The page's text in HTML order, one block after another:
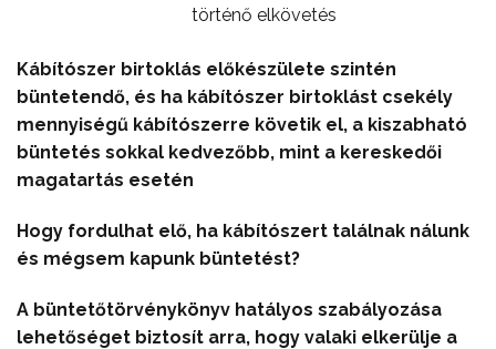
történő elkövetés
Kábítószer birtoklás előkészülete szintén
büntetendő, és ha kábítószer birtoklást csekély
mennyiségű kábítószerre követik el, a kiszabható
büntetés sokkal kedvezőbb, mint a kereskedői
magatartás esetén
Hogy fordulhat elő, ha kábítószert találnak nálunk
és mégsem kapunk büntetést?
A büntetőtörvénykönyv hatályos szabályozása
lehetőséget biztosít arra, hogy valaki elkerülje a